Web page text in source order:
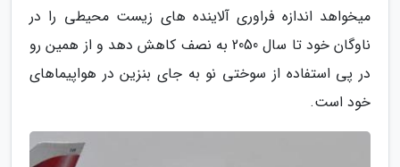
میخواهد اندازه فراوری آلاینده های زیست محیطی را در
ناوگان خود تا سال 2050 به نصف کاهش دهد و از همین رو
در پی استفاده از سوختی نو به جای بنزین در هواپیماهای
خود است.